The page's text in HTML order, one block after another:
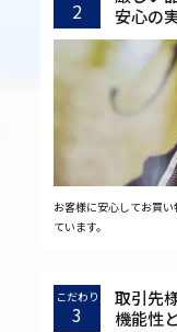
2
安心の
お客様に安心してお買
ています。
こだわり
3
取引先
機能性